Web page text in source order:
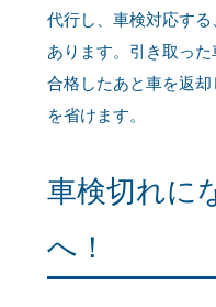
代行し、車検対応す
あります。引き取っ
合格したあと車を返
を省けます。
車検切れに
へ！